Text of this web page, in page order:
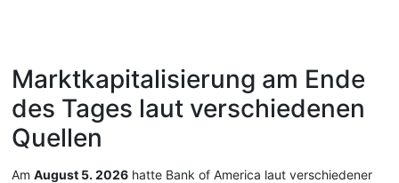
Marktkapitalisierung am Ende
des Tages laut verschiedenen
Quellen
Am August 5. 2026 hatte Bank of America laut verschiedener